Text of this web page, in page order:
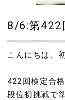
8/6:第422
こんにちは、
422回検定合
段位初挑戦で